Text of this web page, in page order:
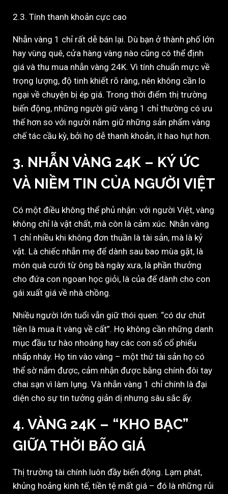
2.3. Tính thanh khoản cực cao
Nhẫn vàng 1 chỉ rất dễ bán lại. Dù bạn ở thành phố lớn
hay vùng quê, cửa hàng vàng nào cũng có thể định
giá và thu mua nhẫn vàng 24K. Vì tính chuẩn mực về
trọng lượng, độ tinh khiết rõ ràng, nên không cần lo
ngại về chuyện bị ép giá. Trong thời điểm thị trường
biến động, những người giữ vàng 1 chỉ thường có ưu
thế hơn so với người nắm giữ những sản phẩm vàng
chế tác cầu kỳ, bởi họ dễ thanh khoản, ít hao hụt hơn.
3. NHẪN VÀNG 24K – KÝ ỨC
VÀ NIỀM TIN CỦA NGƯỜI VIỆT
Có một điều không thể phủ nhận: với người Việt, vàng
không chỉ là vật chất, mà còn là cảm xúc. Nhẫn vàng
1 chỉ nhiều khi không đơn thuần là tài sản, mà là kỷ
vật. Là chiếc nhẫn mẹ để dành sau bao mùa gặt, là
món quà cưới từ ông bà ngày xưa, là phần thưởng
cho đứa con ngoan học giỏi, là của để dành cho con
gái xuất giá về nhà chồng.
Nhiều người lớn tuổi vẫn giữ thói quen: “có dư chút
tiền là mua ít vàng về cất”. Họ không cần những danh
mục đầu tư hào nhoáng hay các con số cổ phiếu
nhấp nháy. Họ tin vào vàng – một thứ tài sản họ có
thể sờ nắm được, cảm nhận được bằng chính đôi tay
chai sạn vì làm lụng. Và nhẫn vàng 1 chỉ chính là đại
diện cho sự tin tưởng giản dị nhưng sâu sắc ấy.
4. VÀNG 24K – “KHO BẠC”
GIỮA THỜI BÃO GIÁ
Thị trường tài chính luôn đầy biến động. Lạm phát,
khủng hoảng kinh tế, tiền tệ mất giá – đó là những rủi